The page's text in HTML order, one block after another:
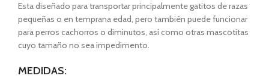
Esta diseñado para transportar principalmente gatitos de razas
pequeñas o en temprana edad, pero también puede funcionar
para perros cachorros o diminutos, así como otras mascotitas
cuyo tamaño no sea impedimento.
MEDIDAS: